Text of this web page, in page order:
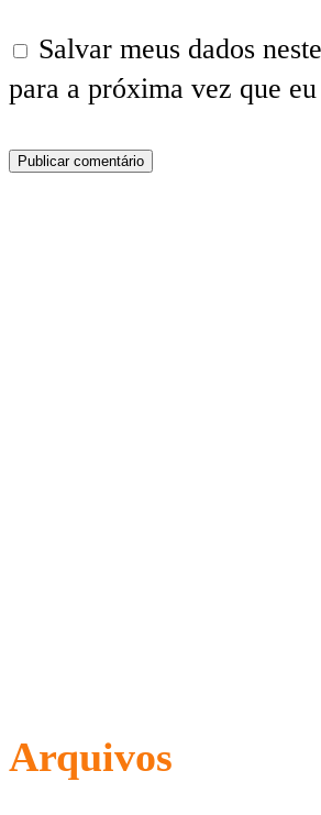
Salvar meus dados
para a próxima vez que
Arquivos